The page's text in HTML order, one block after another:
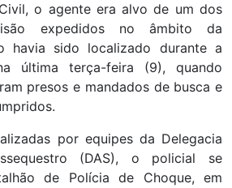
o agente era alvo de um dos
expedidos no âmbito da
havia sido localizado durante a
última terça-feira (9), quando
presos e mandados de busca e
por equipes da Delegacia
(DAS), o policial se
de Polícia de Choque, em